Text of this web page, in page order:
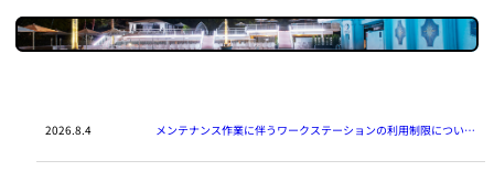
トゥールダル トレーダーヴ ベッラ・ヴィ
オーバカナル
2026.8.4
メンテナンス作業に伴うワークステーションの利用制限について